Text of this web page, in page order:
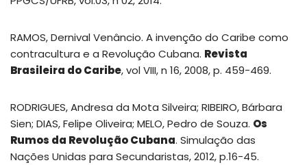
RAMOS, Dernival Venâncio. A invenção do Caribe como
contracultura e a Revolução Cubana. Revista
Brasileira do Caribe, vol VIII, n 16, 2008, p. 459-469.
RODRIGUES, Andresa da Mota Silveira; RIBEIRO, Bárbara
Sien; DIAS, Felipe Oliveira; MELO, Pedro de Souza. Os
Rumos da Revolução Cubana. Simulação das
Nações Unidas para Secundaristas, 2012, p.16-45.